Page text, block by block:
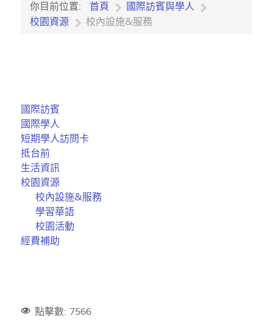
你目前位置: 首頁
國際訪賓與學人
校園資源
校內設施&服務
國際訪賓
國際學人
短期學人訪問卡
抵台前
生活資訊
校園資源
校內設施&服務
學習華語
校園活動
經費補助
點擊數: 7566